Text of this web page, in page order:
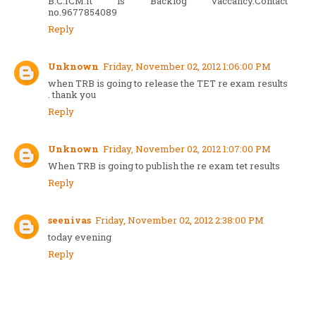
no.9677854089
Reply
Unknown Friday, November 02, 2012 1:06:00 PM
when TRB is going to release the TET re exam results
. thank you
Reply
Unknown Friday, November 02, 2012 1:07:00 PM
When TRB is going to publish the re exam tet results
Reply
seenivas Friday, November 02, 2012 2:38:00 PM
today evening
Reply